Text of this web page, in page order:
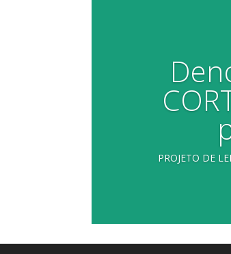
PROJETO DE